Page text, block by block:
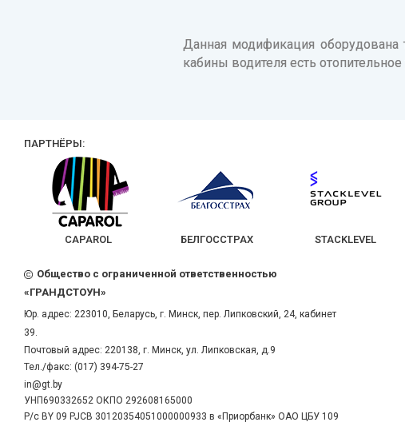
Данная модификация
кабины водителя есть
ПАРТНЁРЫ:
CAPAROL БЕЛГОССТРАХ STACKLEVEL
Общество с ограниченной ответственностью
«ГРАНДСТОУН»
Юр. адрес: 223010, Беларусь, г. Минск, пер. Липковский, 24, кабинет
39.
Почтовый адрес: 220138, г. Минск, ул. Липковская, д.9
Тел./факс: (017) 394-75-27
in@gt.by
УНП690332652 ОКПО 292608165000
Р/с BY 09 PJCB 30120354051000000933 в «Приорбанк» ОАО ЦБУ 109